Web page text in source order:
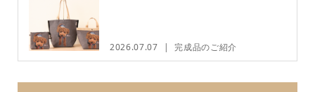
2026.07.07 完成品のご紹介